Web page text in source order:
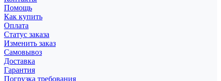
Помощь
Как купить
Оплата
Статус заказа
Изменить заказ
Самовывоз
Доставка
Гарантия
Погрузка требования